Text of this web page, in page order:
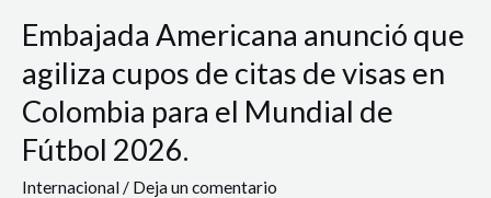
Embajada Americana anunció que
agiliza cupos de citas de visas en
Colombia para el Mundial de
Fútbol 2026.
Internacional / Deja un comentario
anunció
que
agiliza
cupos
de
citas
de